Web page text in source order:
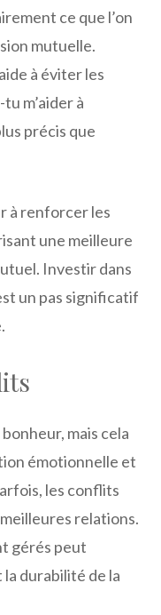
ce que l’on
mutuelle.
à éviter les
m’aider à
précis que
à renforcer les
une meilleure
Investir dans
un pas significatif
mais cela
émotionnelle et
les conflits
relations.
gérés peut
durabilité de la